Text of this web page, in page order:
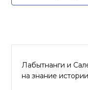
Лабытнанги и
на знание